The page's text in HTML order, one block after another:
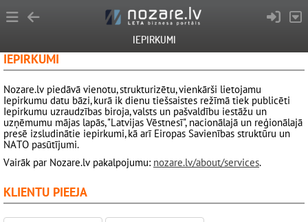
IEPIRKUMI
IEPIRKUMI
Nozare.lv piedāvā vienotu, strukturizētu, vienkārši lietojamu
Iepirkumu datu bāzi, kurā ik dienu tiešsaistes režīmā tiek publicēti
Iepirkumu uzraudzības biroja, valsts un pašvaldību iestāžu un
uzņēmumu mājas lapās, "Latvijas Vēstnesī", nacionālajā un reģionālajā
presē izsludinātie iepirkumi, kā arī Eiropas Savienības struktūru un
NATO pasūtījumi.
Vairāk par Nozare.lv pakalpojumu: nozare.lv/about/services.
KLIENTU PIEEJA